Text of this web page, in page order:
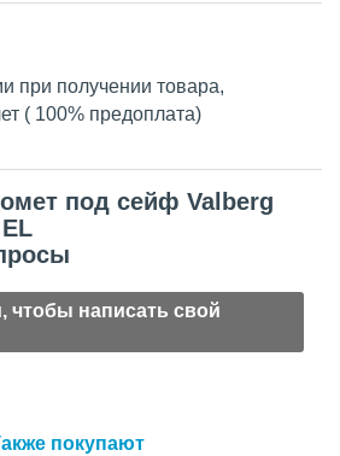
при получении товара,
( 100% предоплата)
под сейф Valberg
чтобы написать свой
покупают